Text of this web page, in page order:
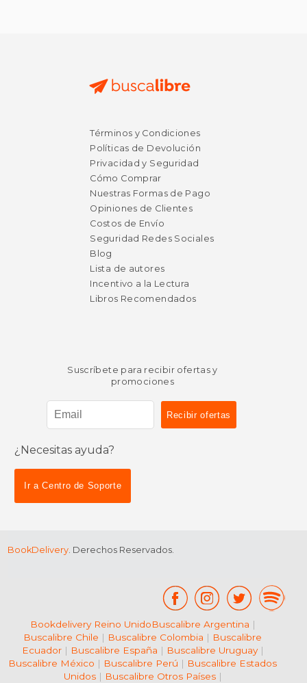
Términos y Condiciones
Políticas de Devolución
Privacidad y Seguridad
Cómo Comprar
Nuestras Formas de Pago
Opiniones de Clientes
Costos de Envío
Seguridad Redes Sociales
Blog
Lista de autores
Incentivo a la Lectura
Libros Recomendados
Suscríbete para recibir ofertas y
promociones
¿Necesitas ayuda?
Ir a Centro de Soporte
BookDelivery . Derechos Reservados.
Bookdelivery Reino UnidoBuscalibre Argentina |
Buscalibre Chile | Buscalibre Colombia | Buscalibre
Ecuador| Buscalibre España | Buscalibre Uruguay|
Buscalibre México | Buscalibre Perú | Buscalibre Estados
Unidos| Buscalibre Otros Países|